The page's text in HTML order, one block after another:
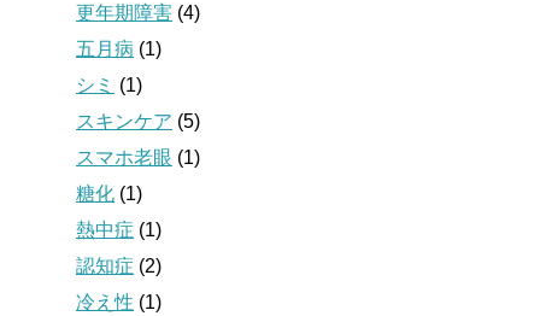
更年期障害 (4)
五月病 (1)
シミ (1)
スキンケア (5)
スマホ老眼 (1)
糖化 (1)
熱中症 (1)
認知症 (2)
冷え性 (1)